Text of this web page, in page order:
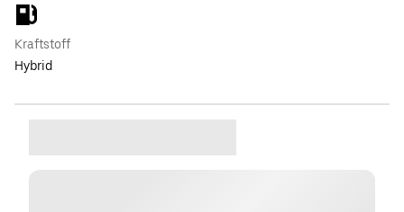
Kraftstoff
Hybrid